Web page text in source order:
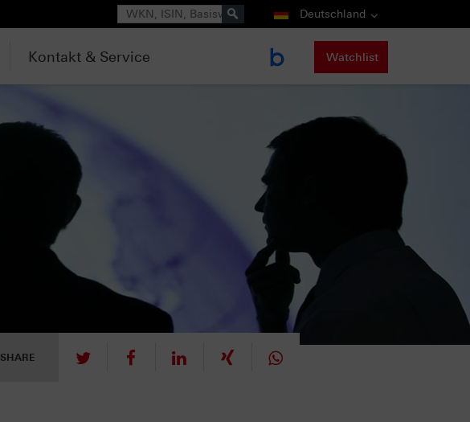
Suche Deutschland
Kontakt & Service Watchlist
SHARE tweet mitteilen